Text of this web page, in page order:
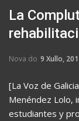
La
Nova do 9 Xullo,
[La Voz de
Menéndez Lolo,
estudiantes y